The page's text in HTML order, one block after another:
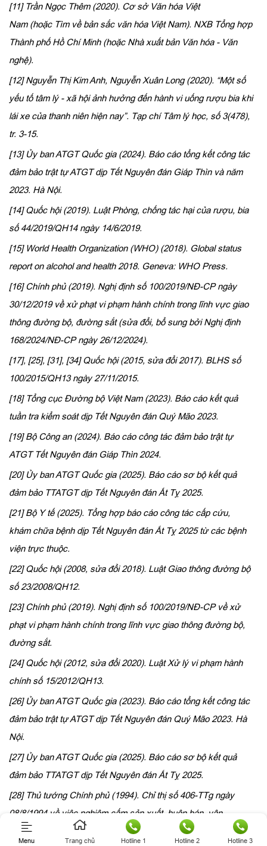
[11] Trần Ngọc Thêm (2020). Cơ sở Văn hóa Việt
Nam (hoặc Tìm về bản sắc văn hóa Việt Nam). NXB Tổng hợp
Thành phố Hồ Chí Minh (hoặc Nhà xuất bản Văn hóa - Văn
nghệ).
[12] Nguyễn Thị Kim Anh, Nguyễn Xuân Long (2020). “Một số
yếu tố tâm lý - xã hội ảnh hưởng đến hành vi uống rượu bia khi
lái xe của thanh niên hiện nay”. Tạp chí Tâm lý học, số 3(478),
tr. 3-15.
[13] Ủy ban ATGT Quốc gia (2024). Báo cáo tổng kết công tác
đảm bảo trật tự ATGT dịp Tết Nguyên đán Giáp Thìn và năm
2023. Hà Nội.
[14] Quốc hội (2019). Luật Phòng, chống tác hại của rượu, bia
số 44/2019/QH14 ngày 14/6/2019.
[15] World Health Organization (WHO) (2018). Global status
report on alcohol and health 2018. Geneva: WHO Press.
[16] Chính phủ (2019). Nghị định số 100/2019/NĐ-CP ngày
30/12/2019 về xử phạt vi phạm hành chính trong lĩnh vực giao
thông đường bộ, đường sắt (sửa đổi, bổ sung bởi Nghị định
168/2024/NĐ-CP ngày 26/12/2024).
[17], [25], [31], [34] Quốc hội (2015, sửa đổi 2017). BLHS số
100/2015/QH13 ngày 27/11/2015.
[18] Tổng cục Đường bộ Việt Nam (2023). Báo cáo kết quả
tuần tra kiểm soát dịp Tết Nguyên đán Quý Mão 2023.
[19] Bộ Công an (2024). Báo cáo công tác đảm bảo trật tự
ATGT Tết Nguyên đán Giáp Thìn 2024.
[20] Ủy ban ATGT Quốc gia (2025). Báo cáo sơ bộ kết quả
đảm bảo TTATGT dịp Tết Nguyên đán Ất Tỵ 2025.
[21] Bộ Y tế (2025). Tổng hợp báo cáo công tác cấp cứu,
khám chữa bệnh dịp Tết Nguyên đán Ất Tỵ 2025 từ các bệnh
viện trực thuộc.
[22] Quốc hội (2008, sửa đổi 2018). Luật Giao thông đường bộ
số 23/2008/QH12.
[23] Chính phủ (2019). Nghị định số 100/2019/NĐ-CP về xử
phạt vi phạm hành chính trong lĩnh vực giao thông đường bộ,
đường sắt.
[24] Quốc hội (2012, sửa đổi 2020). Luật Xử lý vi phạm hành
chính số 15/2012/QH13.
[26] Ủy ban ATGT Quốc gia (2023). Báo cáo tổng kết công tác
đảm bảo trật tự ATGT dịp Tết Nguyên đán Quý Mão 2023. Hà
Nội.
[27] Ủy ban ATGT Quốc gia (2025). Báo cáo sơ bộ kết quả
đảm bảo TTATGT dịp Tết Nguyên đán Ất Tỵ 2025.
[28] Thủ tướng Chính phủ (1994). Chỉ thị số 406-TTg ngày
08/8/1994 về việc nghiêm cấm sản xuất, buôn bán, vận
chuyển, tàng trữ và sử dụng pháo nổ.
Menu Trang chủ Hotline 1 Hotline 2 Hotline 3